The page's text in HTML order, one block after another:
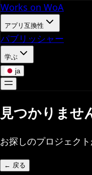
Works on WoA
アプリ互換性
パブリッシャー
学ぶ
ja
見つかりませ
お探しのプロジェク
← 戻る